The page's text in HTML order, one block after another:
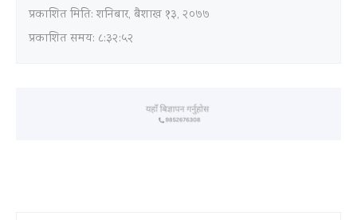
प्रकाशित मिति:शनिबार, बैशाख १३, २०७७
प्रकाशित समय: ८:३२:५२